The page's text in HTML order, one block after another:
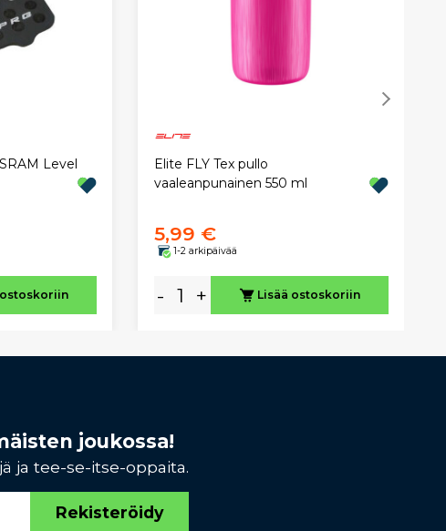
Level
ostoskoriin
Elite FLY Tex pullo
vaaleanpunainen 550 ml
5,99 €
1-2 arkipäivää
- + Lisää ostoskoriin
joukossa!
ja tee-se-itse-oppaita.
Rekisteröidy